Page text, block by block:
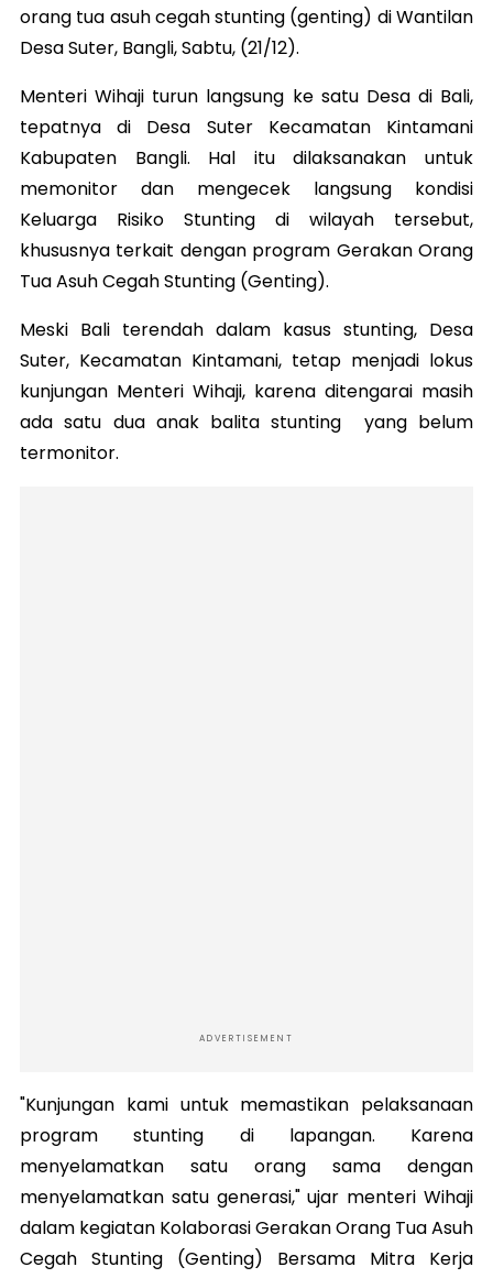
orang tua asuh cegah stunting (genting) di Wantilan
Desa Suter, Bangli, Sabtu, (21/12).
Menteri Wihaji turun langsung ke satu Desa di Bali,
tepatnya di Desa Suter Kecamatan Kintamani
Kabupaten Bangli. Hal itu dilaksanakan untuk
memonitor dan mengecek langsung kondisi
Keluarga Risiko Stunting di wilayah tersebut,
khususnya terkait dengan program Gerakan Orang
Tua Asuh Cegah Stunting (Genting).
Meski Bali terendah dalam kasus stunting, Desa
Suter, Kecamatan Kintamani, tetap menjadi lokus
kunjungan Menteri Wihaji, karena ditengarai masih
ada satu dua anak balita stunting yang belum
termonitor.
ADVERTISEMENT
"Kunjungan kami untuk memastikan pelaksanaan
program stunting di lapangan. Karena
menyelamatkan satu orang sama dengan
menyelamatkan satu generasi," ujar menteri Wihaji
dalam kegiatan Kolaborasi Gerakan Orang Tua Asuh
Cegah Stunting (Genting) Bersama Mitra Kerja